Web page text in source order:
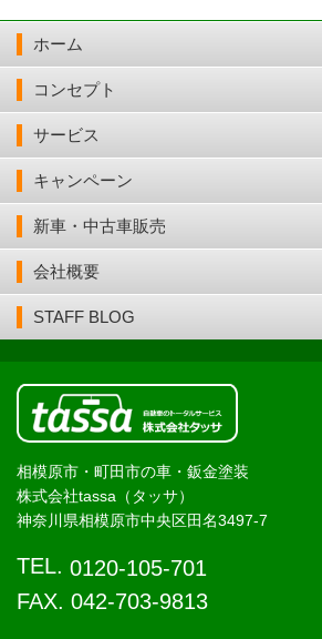
ホーム
コンセプト
サービス
キャンペーン
新車・中古車販売
会社概要
STAFF BLOG
相模原市・町田市の車・鈑金塗装
株式会社tassa（タッサ）
神奈川県相模原市中央区田名3497-7
TEL. 0120-105-701
FAX. 042-703-9813